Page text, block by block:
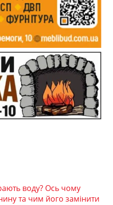
воду? Ось чому
та чим його замінити